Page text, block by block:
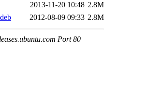
2013-11-20 10:48 2.8M
2012-08-09 09:33 2.8M
Port 80